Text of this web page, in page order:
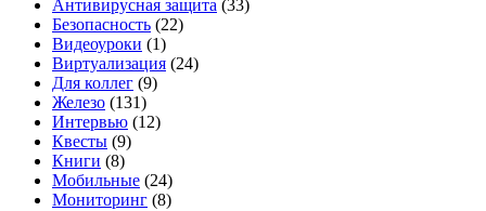
Антивирусная защита (33)
Безопасность (22)
Видеоуроки (1)
Виртуализация (24)
Для коллег (9)
Железо (131)
Интервью (12)
Квесты (9)
Книги (8)
Мобильные (24)
Мониторинг (8)